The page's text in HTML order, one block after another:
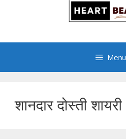
Menu
शानदार दोस्ती शायरी